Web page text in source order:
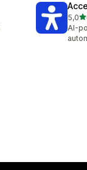
5,0z
AI-